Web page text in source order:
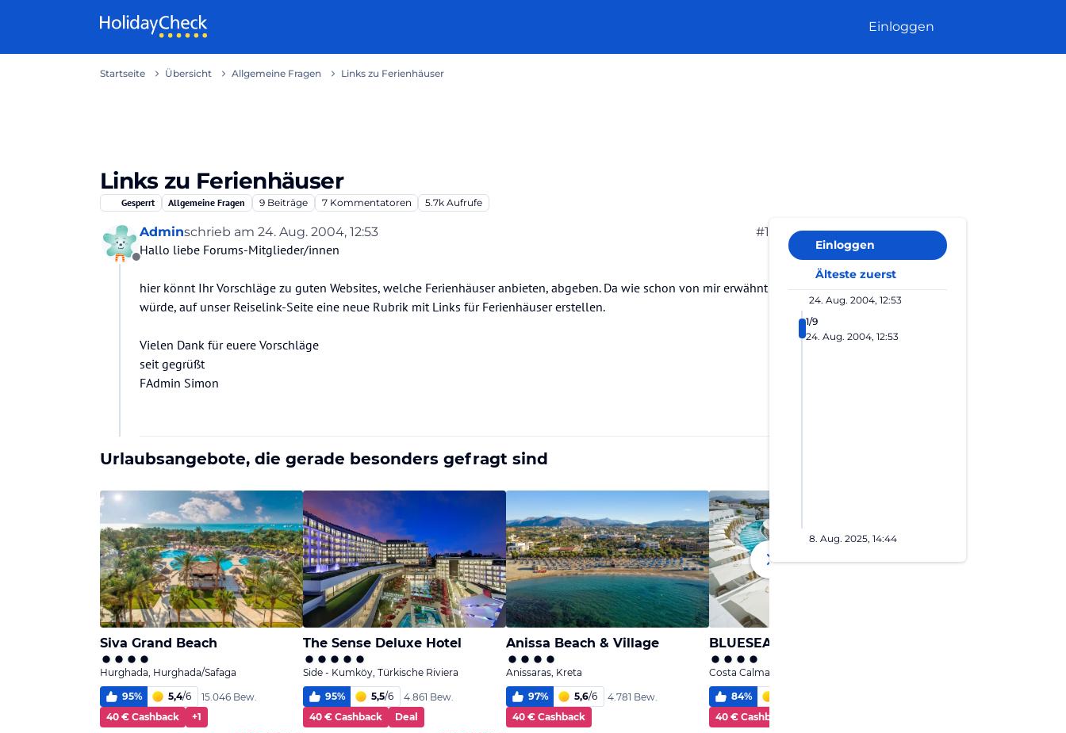
Einloggen
Startseite Übersicht Allgemeine Fragen Links zu Ferienhäuser
Links zu Ferienhäuser
Gesperrt Allgemeine Fragen 9 Beiträge 7 Kommentatoren 5.7k Aufrufe
Offline
Adminschrieb am 24. Aug. 2004, 12:53
zuletzt editiert von #1
Hallo liebe Forums-Mitglieder/innen
hier könnt Ihr Vorschläge zu guten Websites, welche Ferienhäuser anbieten, abgeben. Da wie schon von mir erwähnt
würde, auf unser Reiselink-Seite eine neue Rubrik mit Links für Ferienhäuser erstellen.
Vielen Dank für euere Vorschläge
seit gegrüßt
FAdmin Simon
Einloggen
Älteste zuerst
24. Aug. 2004, 12:53
1/9
24. Aug. 2004, 12:53
8. Aug. 2025, 14:44